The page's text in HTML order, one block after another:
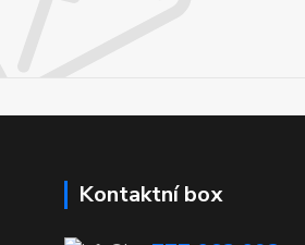
Kontaktní box